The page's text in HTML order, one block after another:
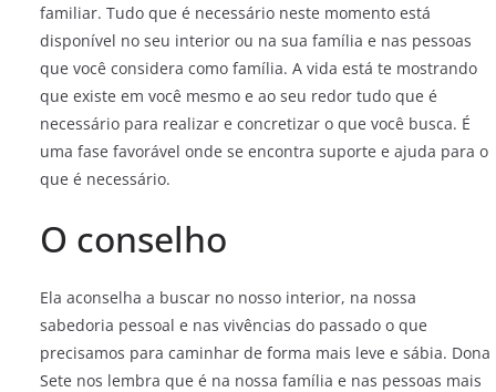
familiar. Tudo que é necessário neste momento está
disponível no seu interior ou na sua família e nas pessoas
que você considera como família. A vida está te mostrando
que existe em você mesmo e ao seu redor tudo que é
necessário para realizar e concretizar o que você busca. É
uma fase favorável onde se encontra suporte e ajuda para o
que é necessário.
O conselho
Ela aconselha a buscar no nosso interior, na nossa
sabedoria pessoal e nas vivências do passado o que
precisamos para caminhar de forma mais leve e sábia. Dona
Sete nos lembra que é na nossa família e nas pessoas mais